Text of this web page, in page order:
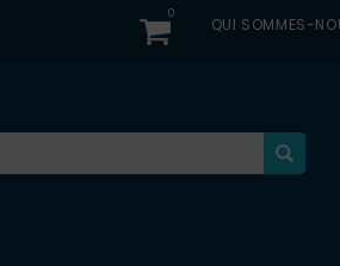
0
QUI SOMMES-